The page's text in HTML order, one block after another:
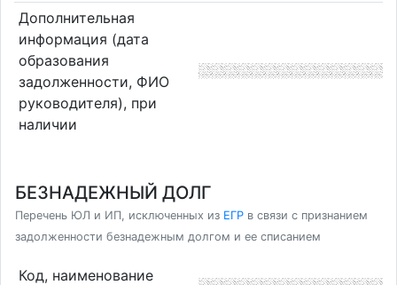
Дополнительная
информация (дата
образования
задолженности, ФИО
руководителя), при
наличии
БЕЗНАДЕЖНЫЙ ДОЛГ
Перечень ЮЛ и ИП, исключенных из ЕГР в связи с признанием
задолженности безнадежным долгом и ее списанием
Код, наименование